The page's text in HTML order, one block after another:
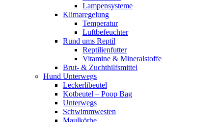
Lampensysteme
Klimaregelung
Temperatur
Luftbefeuchter
Rund ums Reptil
Reptilienfutter
Vitamine & Mineralstoffe
Brut- & Zuchthilfsmittel
Hund Unterwegs
Leckerlibeutel
Kotbeutel – Poop Bag
Unterwegs
Schwimmwesten
Maulkörbe